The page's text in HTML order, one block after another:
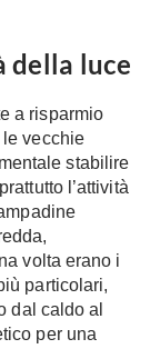
Verde
Hi-Fi
Hi-Fi
Theatre
della luce
a risparmio
vecchie
stabilire
l’attività
volta erano i
particolari,
dal caldo al
per una